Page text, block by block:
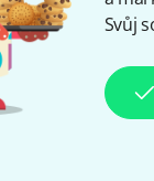
Svůj